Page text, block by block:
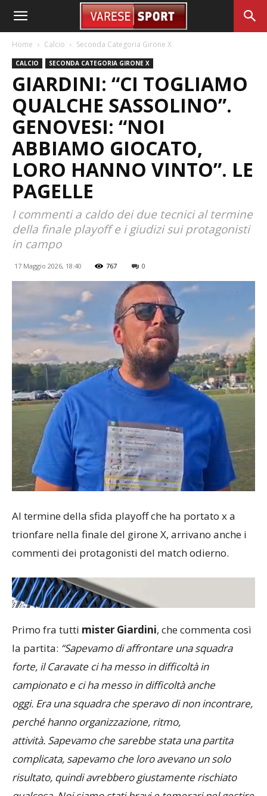
Home Calcio Seconda Categoria Girone X
CALCIO SECONDA CATEGORIA GIRONE X
GIARDINI: “CI TOGLIAMO
QUALCHE SASSOLINO”.
GENOVESI: “NOI
ABBIAMO GIOCATO,
LORO HANNO VINTO”. LE
PAGELLE
I commenti a caldo dei due tecnici al termine
della finale playoff e i giudizi sui protagonisti
in campo
17 Maggio 2026, 18:40 767 0
Al termine della sfida playoff che ha portato x a
trionfare nella finale del girone X, arrivano anche i
commenti dei protagonisti del match odierno.
la partita:
“Sapevamo di affrontare una squadra
campionato e ci ha messo in difficoltà anche
oggi. Era una squadra che speravo di non incontrare,
perché hanno organizzazione, ritmo,
attività. Sapevamo che sarebbe stata una partita
complicata, sapevamo che loro avevano un solo
risultato, quindi avrebbero giustamente rischiato